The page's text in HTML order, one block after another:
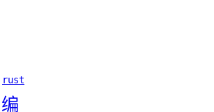
rust
编